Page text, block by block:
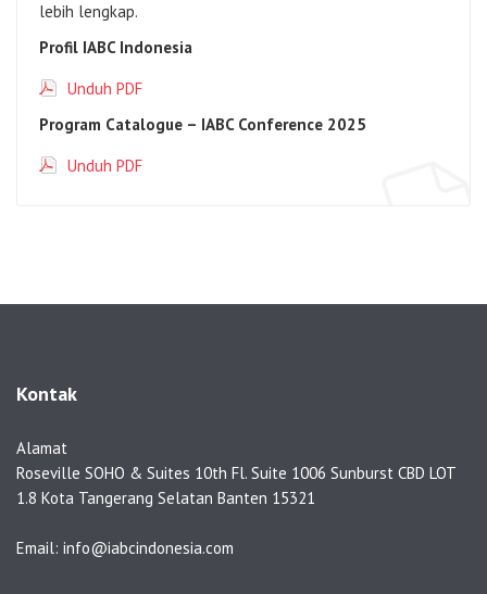
lebih lengkap.
Profil IABC Indonesia
Unduh PDF
Program Catalogue – IABC Conference 2025
Unduh PDF
Kontak
Alamat
Roseville SOHO & Suites 10th Fl. Suite 1006 Sunburst CBD LOT
1.8 Kota Tangerang Selatan Banten 15321
Email: info@iabcindonesia.com